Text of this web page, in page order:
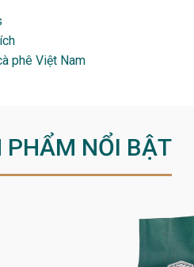
phê Việt Nam
PHẨM NỔI BẬT